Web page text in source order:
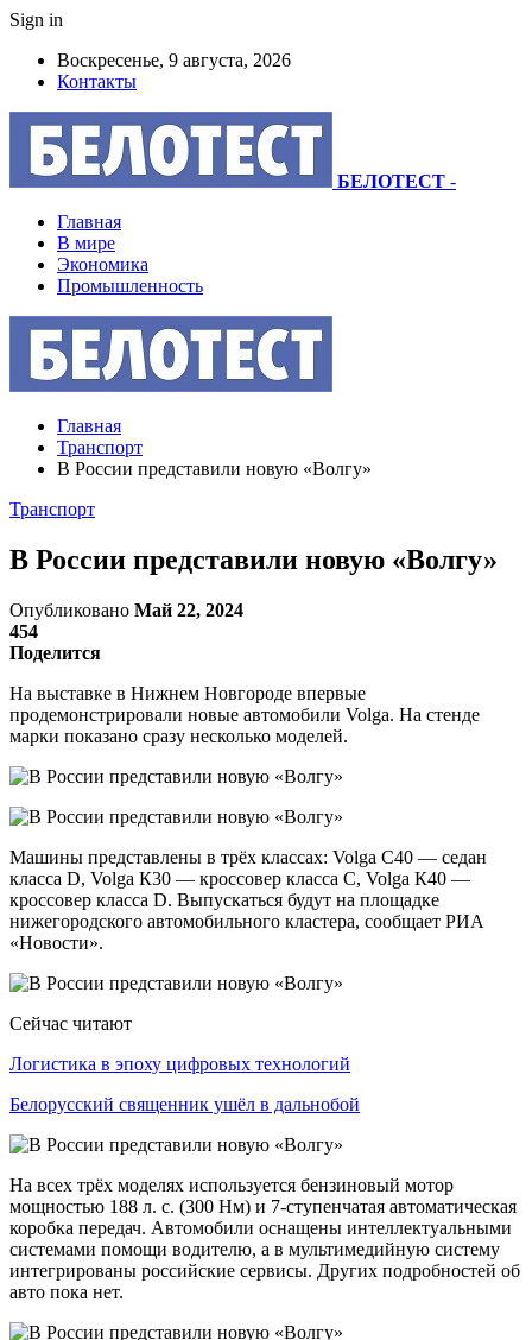
Sign in
Воскресенье, 9 августа, 2026
Контакты
БЕЛОТЕСТ -
Главная
В мире
Экономика
Промышленность
Главная
Транспорт
В России представили новую «Волгу»
Транспорт
В России представили новую «Волгу»
Опубликовано Май 22, 2024
454
Поделится
На выставке в Нижнем Новгороде впервые
продемонстрировали новые автомобили Volga. На стенде
марки показано сразу несколько моделей.
Машины представлены в трёх классах: Volga С40 — седан
класса D, Volga К30 — кроссовер класса С, Volga К40 —
кроссовер класса D. Выпускаться будут на площадке
нижегородского автомобильного кластера, сообщает РИА
«Новости».
Сейчас читают
Логистика в эпоху цифровых технологий
Белорусский священник ушёл в дальнобой
На всех трёх моделях используется бензиновый мотор
мощностью 188 л. с. (300 Нм) и 7-ступенчатая автоматическая
коробка передач. Автомобили оснащены интеллектуальными
системами помощи водителю, а в мультимедийную систему
интегрированы российские сервисы. Других подробностей об
авто пока нет.